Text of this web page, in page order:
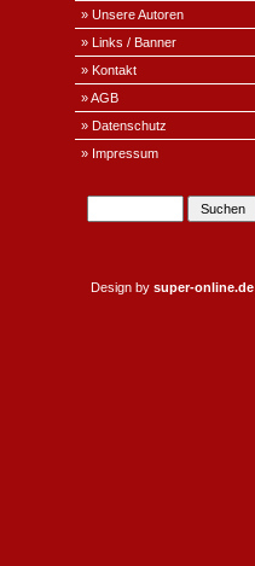
» Unsere Autoren
» Links / Banner
» Kontakt
» AGB
» Datenschutz
» Impressum
Design by super-online.de